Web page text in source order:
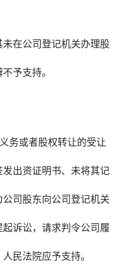
在公司登记机关办理股
予支持。
务或者股权转让的受让
出资证明书、未将其记
司股东向公司登记机关
诉讼，请求判令公司履
民法院应予支持。